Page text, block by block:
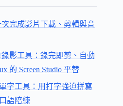
完成影片下載、剪輯與音
影工具：錄完即剪、自動
的 Screen Studio 平替
字工具：用打字強迫拼寫
語陪練